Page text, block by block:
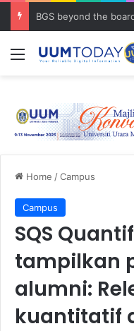
Menu
Home /Campus
Campus
SQS
tampilkan
alumni:
kuantitatif